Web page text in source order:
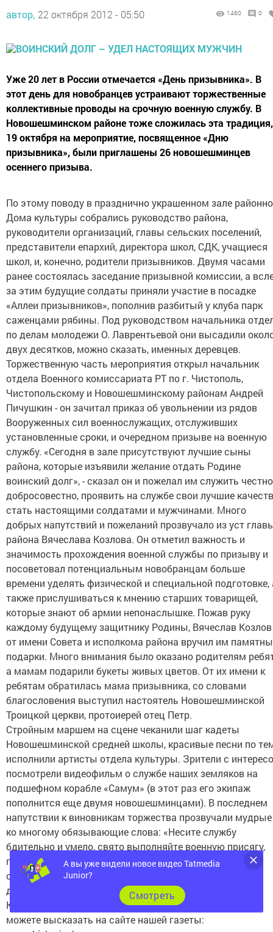
автор, 22 октября 2012 - 05:50 1460 0
Уже 20 лет в России отмечается «День призывника». В
этот день для новобранцев устраивают торжественные
коллективные проводы на срочную военную службу. В
Новошешминском районе тоже сложилась эта
19 октября на мероприятие, посвященное «Дню
призывника», были приглашены 26 новошешминцев
осеннего призыва.
По этому поводу в празднично украшенном зале
Дома культуры собрались руководство района,
руководители организаций, главы сельских поселений,
представители епархий, директора школ, СДК, учащиеся
школ, и, конечно, родители призывников. Двумя часами
ранее состоялась заседание призывной комиссии, а
за этим будущие солдаты приняли участие в посадке
«Аллеи призывников», пополнив разбитый у клуба парк
саженцами рябины. Под руководством начальника
по делам молодежи О. Лаврентьевой они высадили
двух десятков, можно сказать, именных деревцев.
Торжественную часть мероприятия открыл начальник
отдела Военного комиссариата РТ по г. Чистополь,
Чистопольскому и Новошешминскому районам Андрей
Пичушкин - он зачитал приказ об увольнении из рядов
Вооруженных сил военнослужащих, отслуживших
установленные сроки, и очередном призыве на военную
службу. «Сегодня в зале присутствуют лучшие сыны
района, которые изъявили желание отдать Родине
воинский долг», - сказал он и пожелал им служить
добросовестно, проявить на службе свои лучшие
стать настоящими солдатами и мужчинами. Много
добрых напутствий и пожеланий прозвучало из уст
района Вячеслава Козлова. Он отметил важность и
значимость прохождения военной службы по призыву и
посоветовал потенциальным новобранцам больше
времени уделять физической и специальной подготовке,
также прислушиваться к мнению старших товарищей,
которые знают об армии непонаслышке. Пожав руку
каждому будущему защитнику Родины, Вячеслав Козлов
от имени Совета и исполкома района вручил им
подарки. Много внимания было оказано родителям
а мамам подарили букеты живых цветов. От их имени к
ребятам обратилась мама призывника, со словами
благословения выступил настоятель Новошешминской
Троицкой церкви, протоиерей отец Петр.
Стройным маршем на сцене чеканили шаг кадеты
Новошешминской средней школы, красивые песни по
исполнили артисты отдела культуры. Зрители с
посмотрели видеофильм о службе наших земляков на
подшефном корабле «Самум» (в этот раз его экипаж
пополнится еще двумя новошешминцами). В последнем
напутствии к виновникам торжества прозвучали
ко многому обязывающие слова: «Несите службу
бдительно и умело, свято выполняйте военную присягу,
помните: на ваших плечах завтрашний день, мир и
спокойствие людей. Вы служите, а мы подождем. В
добрый путь, дорогие призывники!»
Комментарии к материалу и свое мнение о событии вы
можете высказать на сайте нашей газеты:
А вы уже видели новое видео Tatmedia
Junior?
Cмотреть